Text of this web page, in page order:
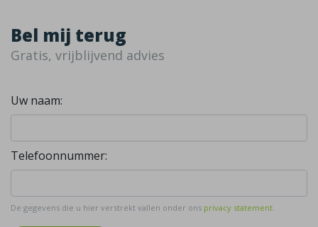
Bel mij terug
Gratis, vrijblijvend advies
Uw naam:
Telefoonnummer:
De gegevens die u hier verstrekt vallen onder ons privacy statement